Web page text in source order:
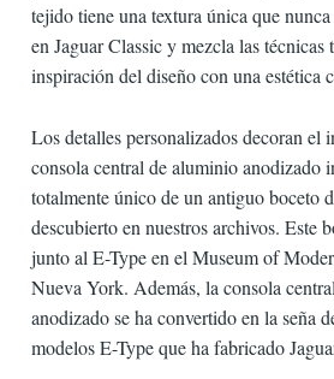
tejido tiene una textura única que
en Jaguar Classic y mezcla las técnicas
inspiración del diseño con una estética
Los detalles personalizados decoran el
consola central de aluminio anodizado
totalmente único de un antiguo boceto
descubierto en nuestros archivos. Este
junto al E-Type en el Museum of
Nueva York. Además, la consola
anodizado se ha convertido en la seña
modelos E-Type que ha fabricado